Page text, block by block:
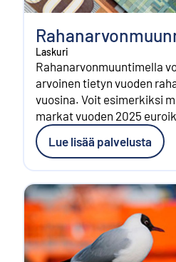
Laskuri
Rahanarvonmuuntimella
arvoinen tietyn vuoden
vuosina. Voit esimerkiksi
markat vuoden 2025
Lue lisää palvelusta